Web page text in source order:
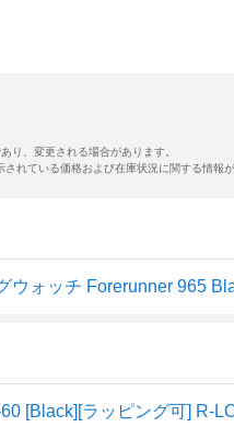
り、変更される場合があります。
れている価格および在庫状況に関する情報が
ォッチ Forerunner 965
[Black][ラッピング可] R-